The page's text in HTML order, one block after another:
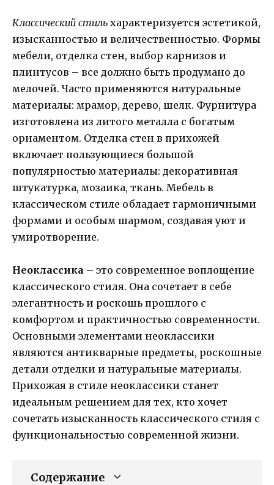
Классический стиль характеризуется эстетикой,
изысканностью и величественностью. Формы
мебели, отделка стен, выбор карнизов и
плинтусов – все должно быть продумано до
мелочей. Часто применяются натуральные
материалы: мрамор, дерево, шелк. Фурнитура
изготовлена из литого металла с богатым
орнаментом. Отделка стен в прихожей
включает пользующиеся большой
популярностью материалы: декоративная
штукатурка, мозаика, ткань. Мебель в
классическом стиле обладает гармоничными
формами и особым шармом, создавая уют и
умиротворение.
Неоклассика – это современное воплощение
классического стиля. Она сочетает в себе
элегантность и роскошь прошлого с
комфортом и практичностью современности.
Основными элементами неоклассики
являются антикварные предметы, роскошные
детали отделки и натуральные материалы.
Прихожая в стиле неоклассики станет
идеальным решением для тех, кто хочет
сочетать изысканность классического стиля с
функциональностью современной жизни.
Содержание